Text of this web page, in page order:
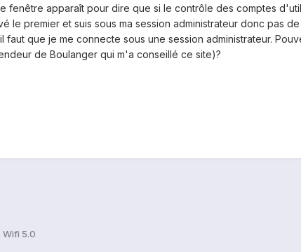
fenêtre apparaît pour dire que si le contrôle des comptes
le premier et suis sous ma session administrateur donc pas
faut que je me connecte sous une session administrateur.
de Boulanger qui m'a conseillé ce site)?
Wifi 5.0